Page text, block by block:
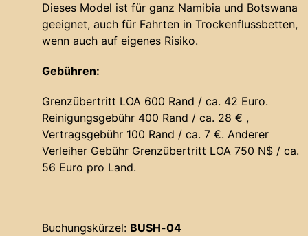
Dieses Model ist für ganz Namibia und Botswana
geeignet, auch für Fahrten in Trockenflussbetten,
wenn auch auf eigenes Risiko.
Gebühren:
Grenzübertritt LOA 600 Rand / ca. 42 Euro.
Reinigungsgebühr 400 Rand / ca. 28 € ,
Vertragsgebühr 100 Rand / ca. 7 €. Anderer
Verleiher Gebühr Grenzübertritt LOA 750 N$ / ca.
56 Euro pro Land.
Buchungskürzel: BUSH-04